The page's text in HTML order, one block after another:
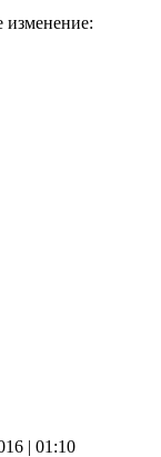
изменение:
| 01:10